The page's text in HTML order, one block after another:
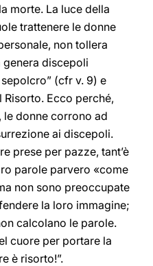
morte. La luce della
trattenere le donne
non tollera
genera discepoli
(cfr v. 9) e
Ecco perché,
donne corrono ad
ai discepoli.
prese per pazze, tant’è
parole parvero «come
non sono preoccupate
la loro immagine;
calcolano le parole.
cuore per portare la
è risorto!”.